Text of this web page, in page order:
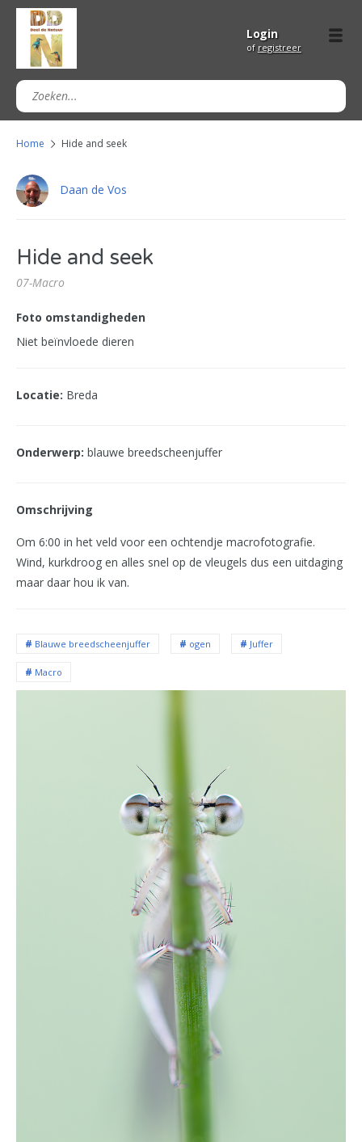
Login
of registreer
Home Hide and seek
Daan de Vos
Hide and seek
07-Macro
Foto omstandigheden
Niet beïnvloede dieren
Locatie: Breda
Onderwerp: blauwe breedscheenjuffer
Omschrijving
Om 6:00 in het veld voor een ochtendje macrofotografie.
Wind, kurkdroog en alles snel op de vleugels dus een uitdaging
maar daar hou ik van.
Blauwe breedscheenjuffer ogen Juffer
Macro